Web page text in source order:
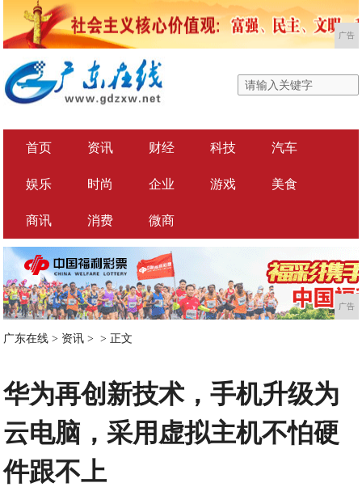
广告
首页 资讯 财经 科技 汽车
娱乐 时尚 企业 游戏 美食
商讯 消费 微商
广告
广东在线 > 资讯 > > 正文
华为再创新技术，手机升级为
云电脑，采用虚拟主机不怕硬
件跟不上